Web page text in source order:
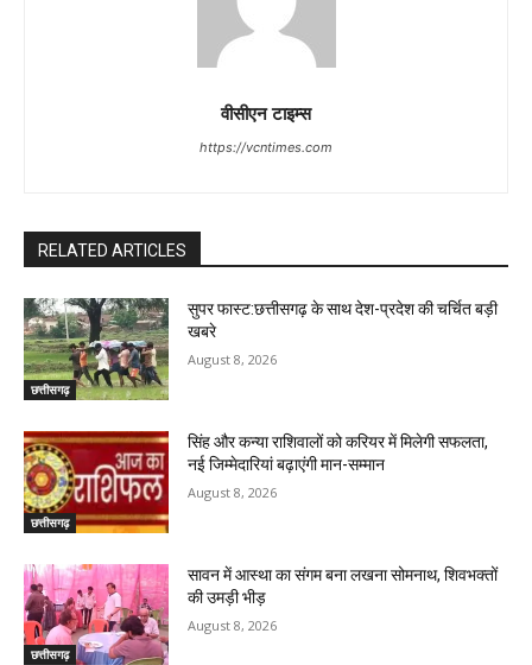
वीसीएन टाइम्स
https://vcntimes.com
RELATED ARTICLES
छत्तीसगढ़
सुपर फास्ट:छत्तीसगढ़ के साथ देश-प्रदेश की चर्चित बड़ी
खबरे
August 8, 2026
छत्तीसगढ़
सिंह और कन्या राशिवालों को करियर में मिलेगी सफलता,
नई जिम्मेदारियां बढ़ाएंगी मान-सम्मान
August 8, 2026
छत्तीसगढ़
सावन में आस्था का संगम बना लखना सोमनाथ, शिवभक्तों
की उमड़ी भीड़
August 8, 2026